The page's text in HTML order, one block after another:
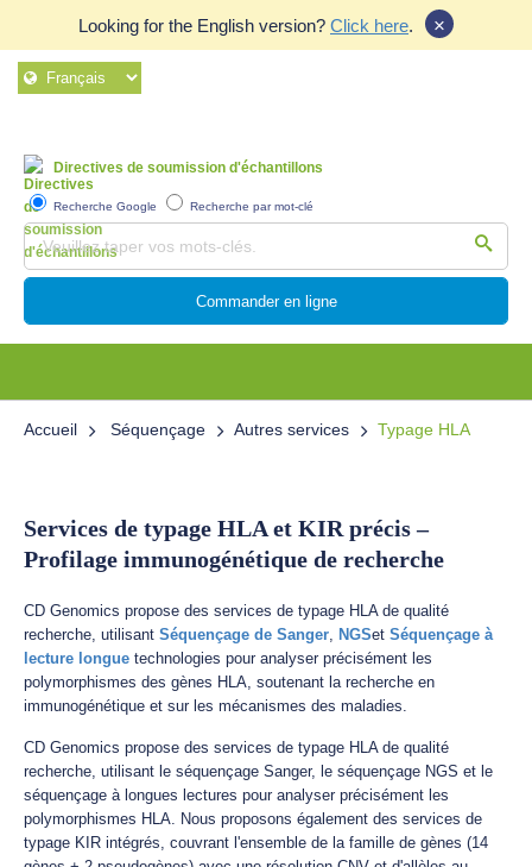
Looking for the English version? Click here. ×
Directives de soumission d'échantillons
Recherche Google Recherche par mot-clé
Commander en ligne
Accueil Séquençage Autres services Typage HLA
Services de typage HLA et KIR précis –
Profilage immunogénétique de recherche
CD Genomics propose des services de typage HLA de qualité
recherche, utilisant Séquençage de Sanger, NGSet Séquençage à
lecture longue technologies pour analyser précisément les
polymorphismes des gènes HLA, soutenant la recherche en
immunogénétique et sur les mécanismes des maladies.
CD Genomics propose des services de typage HLA de qualité
recherche, utilisant le séquençage Sanger, le séquençage NGS et le
séquençage à longues lectures pour analyser précisément les
polymorphismes HLA. Nous proposons également des services de
typage KIR intégrés, couvrant l'ensemble de la famille de gènes (14